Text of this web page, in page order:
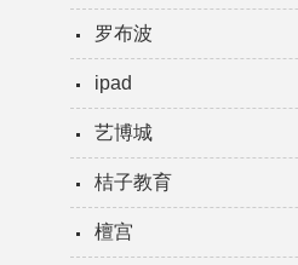
罗布波
ipad
艺博城
桔子教育
檀宫